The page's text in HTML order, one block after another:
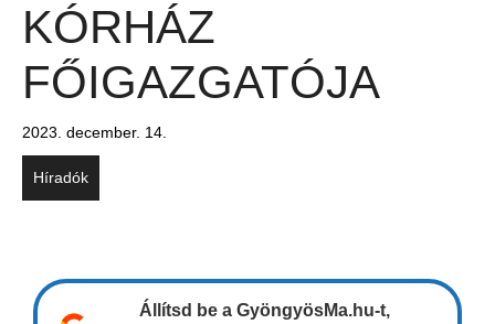
KÓRHÁZ
FŐIGAZGATÓJA
2023. december. 14.
Híradók
Állítsd be a GyöngyösMa.hu-t,